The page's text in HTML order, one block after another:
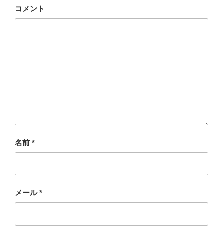
コメント
名前 *
メール*